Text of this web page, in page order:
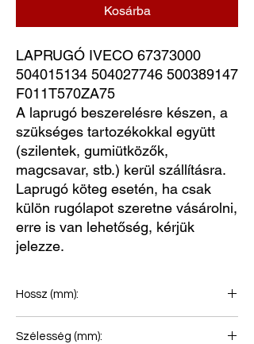
Kosárba
LAPRUGÓ IVECO 67373000
504015134 504027746 500389147
F011T570ZA75
A laprugó beszerelésre készen, a
szükséges tartozékokkal együtt
(szilentek, gumiütközők,
magcsavar, stb.) kerül szállításra.
Laprugó köteg esetén, ha csak
külön rugólapot szeretne vásárolni,
erre is van lehetőség, kérjük
jelezze.
Hossz (mm):
Szélesség (mm):